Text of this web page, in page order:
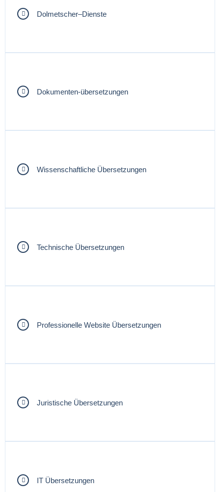
Dolmetscher–Dienste
Dokumenten-übersetzungen
Wissenschaftliche Übersetzungen
Technische Übersetzungen
Professionelle Website Übersetzungen
Juristische Übersetzungen
IT Übersetzungen